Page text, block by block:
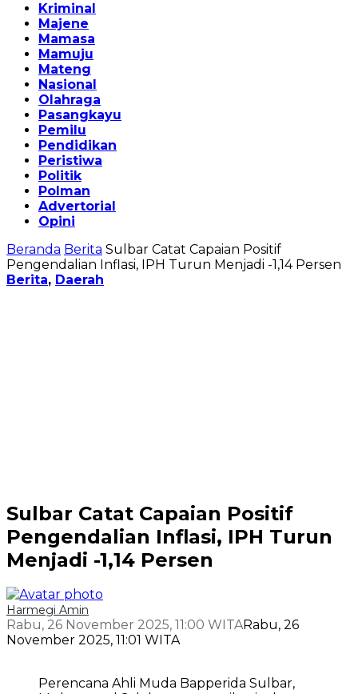
Kriminal
Majene
Mamasa
Mamuju
Mateng
Nasional
Olahraga
Pasangkayu
Pemilu
Pendidikan
Peristiwa
Politik
Polman
Advertorial
Opini
Beranda Berita Sulbar Catat Capaian Positif
Pengendalian Inflasi, IPH Turun Menjadi -1,14 Persen
Berita, Daerah
Sulbar Catat Capaian Positif
Pengendalian Inflasi, IPH Turun
Menjadi -1,14 Persen
Harmegi Amin
Rabu, 26 November 2025, 11:00 WITARabu, 26
November 2025, 11:01 WITA
Perencana Ahli Muda Bapperida Sulbar,